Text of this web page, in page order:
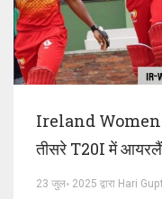
Ireland
तीसरे T20I में
Lewis और Murray
23 जुल॰ 2025 द्वारा Hari